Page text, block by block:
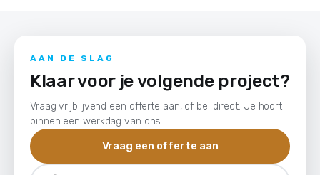
AAN DE SLAG
Klaar voor je volgende project?
Vraag vrijblijvend een offerte aan, of bel direct. Je hoort
binnen een werkdag van ons.
Vraag een offerte aan